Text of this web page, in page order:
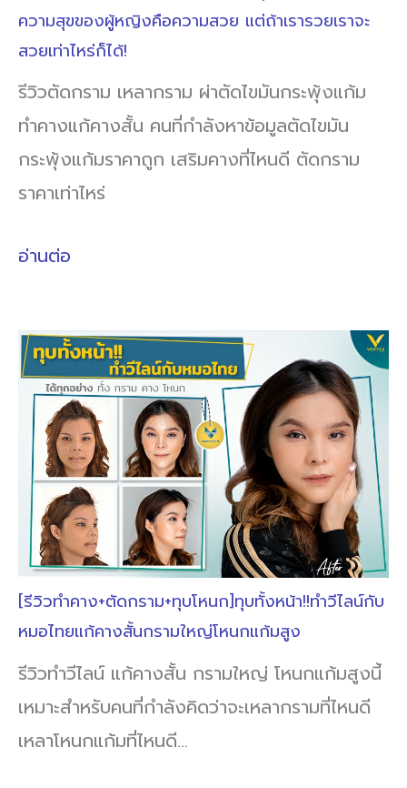
ความสุขของผู้หญิงคือความสวย แต่ถ้าเรารวยเราจะ
สวยเท่าไหร่ก็ได้!
รีวิวตัดกราม เหลากราม ผ่าตัดไขมันกระพุ้งแก้ม
ทำคางแก้คางสั้น คนที่กำลังหาข้อมูลตัดไขมัน
กระพุ้งแก้มราคาถูก เสริมคางที่ไหนดี ตัดกราม
ราคาเท่าไหร่
อ่านต่อ
[รีวิวทำคาง+ตัดกราม+ทุบโหนก]ทุบทั้งหน้า!!ทำวีไลน์กับ
หมอไทยแก้คางสั้นกรามใหญ่โหนกแก้มสูง
รีวิวทำวีไลน์ แก้คางสั้น กรามใหญ่ โหนกแก้มสูงนี้
เหมาะสำหรับคนที่กำลังคิดว่าจะเหลากรามที่ไหนดี
เหลาโหนกแก้มที่ไหนดี…